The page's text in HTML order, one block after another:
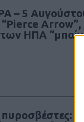
– 5
“Pierce Arrow”,
ΗΠΑ
Τα